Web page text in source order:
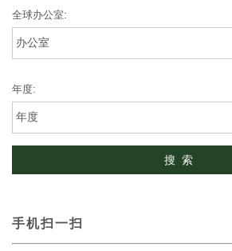
全球办公室:
年度:
手机扫一扫